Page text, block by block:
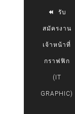
รับ
สมัครงาน
เจ้าหน้าที่
กราฟฟิก
(IT
GRAPHIC)